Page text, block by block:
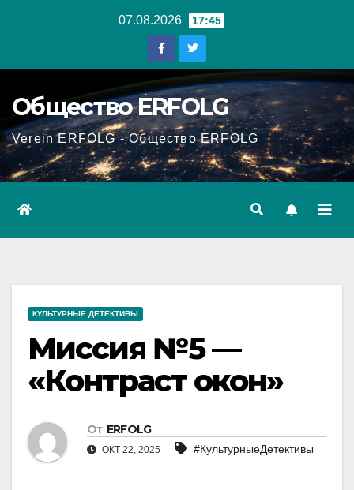
07.08.2026 17:45
Общество ERFOLG
Verein ERFOLG - Общество ERFOLG
КУЛЬТУРНЫЕ ДЕТЕКТИВЫ
Миссия №5 —
«Контраст окон»
От ERFOLG
ОКТ 22, 2025 #КультурныеДетективы